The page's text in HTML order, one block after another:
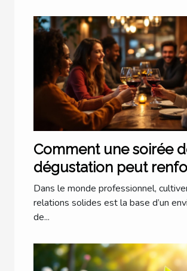
Comment une soirée
dégustation peut
les liens
Dans le monde professionnel,
relations solides est la base d’un
de...